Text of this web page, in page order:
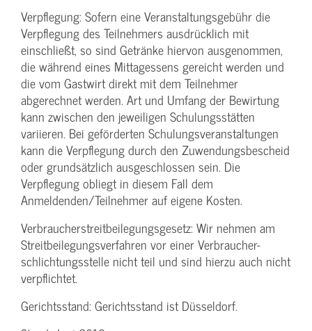
Verpflegung: Sofern eine Veranstaltungs­gebühr die
Verpflegung des Teilnehmers ausdrücklich mit
einschließt, so sind Getränke hiervon ausgenommen,
die während eines Mittagessens gereicht werden und
die vom Gastwirt direkt mit dem Teilnehmer
abgerechnet werden. Art und Umfang der Bewirtung
kann zwischen den jeweiligen Schulungsstätten
variieren. Bei geförderten Schulungs­veranstaltungen
kann die Verpflegung durch den Zuwendungs­bescheid
oder grundsätzlich ausgeschlossen sein. Die
Verpflegung obliegt in diesem Fall dem
Anmeldenden/­Teilnehmer auf eigene Kosten.
Verbraucher­streitbeilegungs­gesetz: Wir nehmen am
Streit­beilegungs­verfahren vor einer Verbraucher­
schlichtungs­stelle nicht teil und sind hierzu auch nicht
verpflichtet.
Gerichtsstand: Gerichtsstand ist Düsseldorf.